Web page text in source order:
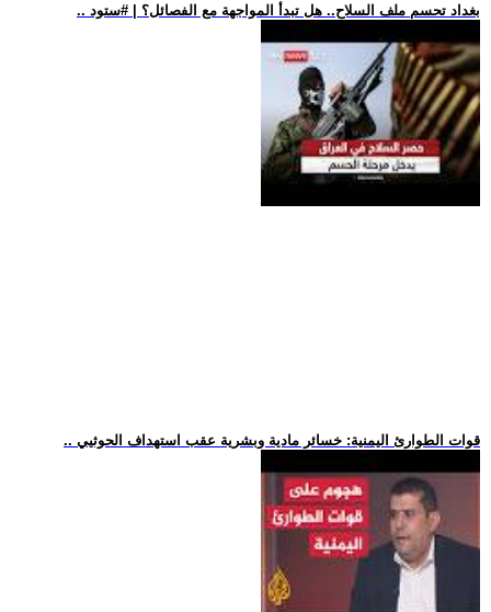
.. بغداد تحسم ملف السلاح.. هل تبدأ المواجهة مع الفصائل؟ | #ستود
.. قوات الطوارئ اليمنية: خسائر مادية وبشرية عقب استهداف الحوثيي